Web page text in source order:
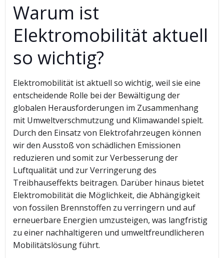
Warum ist
Elektromobilität aktuell
so wichtig?
Elektromobilität ist aktuell so wichtig, weil sie eine
entscheidende Rolle bei der Bewältigung der
globalen Herausforderungen im Zusammenhang
mit Umweltverschmutzung und Klimawandel spielt.
Durch den Einsatz von Elektrofahrzeugen können
wir den Ausstoß von schädlichen Emissionen
reduzieren und somit zur Verbesserung der
Luftqualität und zur Verringerung des
Treibhauseffekts beitragen. Darüber hinaus bietet
Elektromobilität die Möglichkeit, die Abhängigkeit
von fossilen Brennstoffen zu verringern und auf
erneuerbare Energien umzusteigen, was langfristig
zu einer nachhaltigeren und umweltfreundlicheren
Mobilitätslösung führt.